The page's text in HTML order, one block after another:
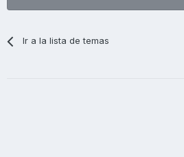
Ir a la lista de temas